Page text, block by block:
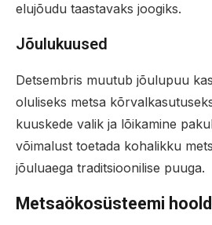
elujõudu taastavaks joogiks.
Jõulukuused
Detsembris muutub jõulupuu
oluliseks metsa
kuuskede valik ja lõikamine
võimalust toetada kohalikku
jõuluaega traditsioonilise puuga.
Metsaökosüsteemi